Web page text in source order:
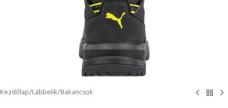
Kezdőlap/Lábbelik/Bakancsok